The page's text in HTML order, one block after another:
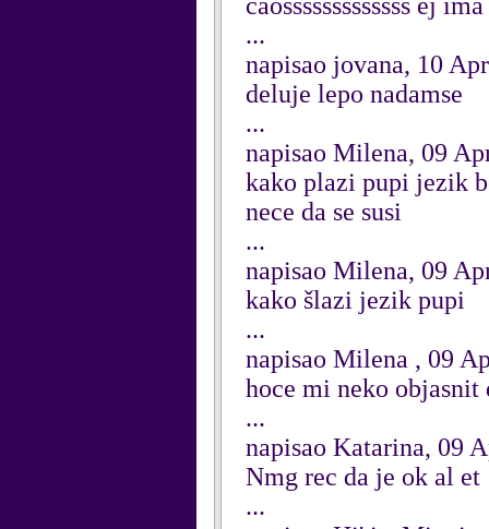
...
napisao jovana, 10
deluje lepo nadamse
...
napisao Milena, 09
kako plazi pupi jezik
nece da se susi
...
napisao Milena, 09
kako šlazi jezik pupi
...
napisao Milena , 09
hoce mi neko objasnit
...
napisao Katarina, 09
Nmg rec da je ok al et
...